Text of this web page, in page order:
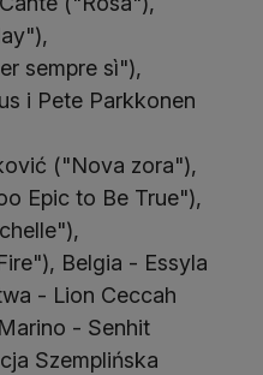
sempre sì"),
i Pete Parkkonen
("Nova zora"),
Epic to Be True"),
Belgia - Essyla
- Lion Ceccah
- Senhit
Szemplińska